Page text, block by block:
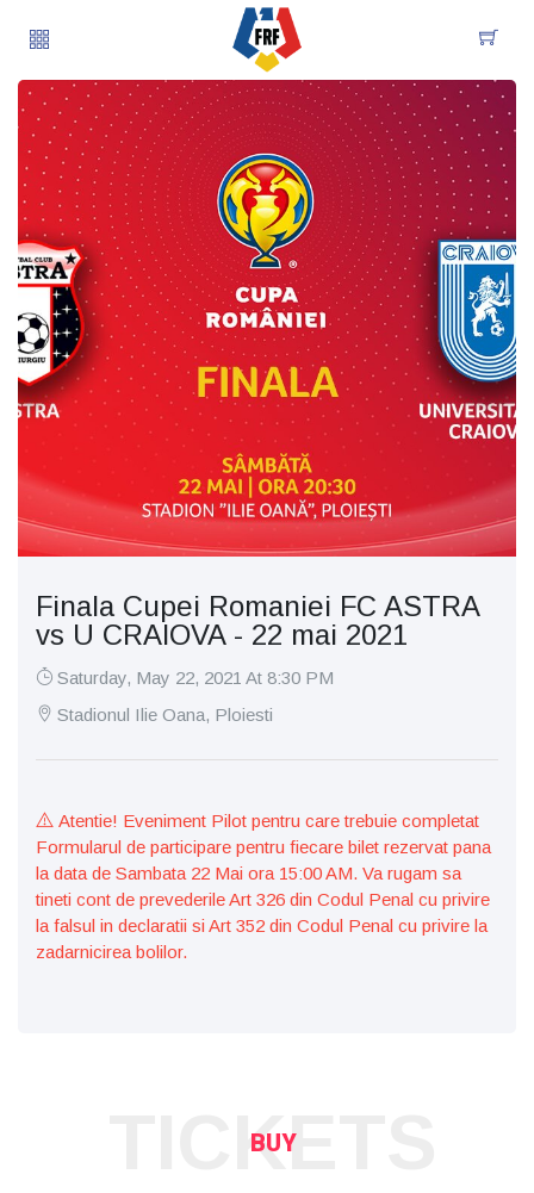
Finala Cupei Romaniei FC ASTRA
vs U CRAIOVA - 22 mai 2021
Saturday, May 22, 2021 At 8:30 PM
Stadionul Ilie Oana, Ploiesti
Atentie! Eveniment Pilot pentru care trebuie completat
Formularul de participare pentru fiecare bilet rezervat pana
la data de Sambata 22 Mai ora 15:00 AM. Va rugam sa
tineti cont de prevederile Art 326 din Codul Penal cu privire
la falsul in declaratii si Art 352 din Codul Penal cu privire la
zadarnicirea bolilor.
BUY
TICKETS